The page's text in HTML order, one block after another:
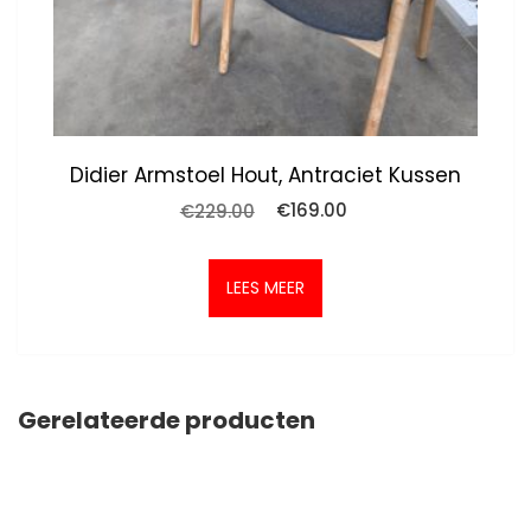
Didier Armstoel Hout, Antraciet Kussen
€229.00
Oorspronkelijke
was:
€229.00.
€169.00
LEES MEER
Gerelateerde producten